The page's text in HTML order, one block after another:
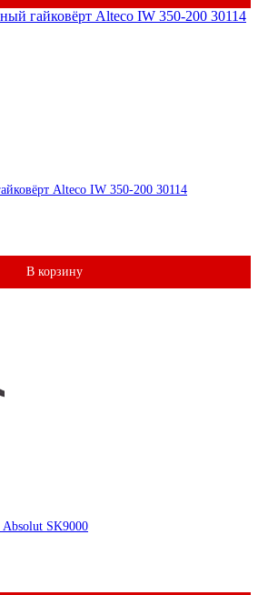
Alteco IW 350-200 30114
В корзину
Absolut SK9000